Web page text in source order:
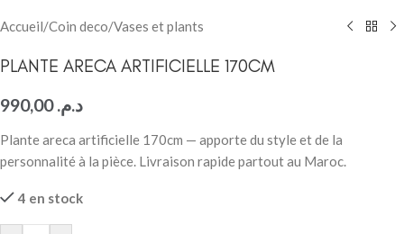
Accueil/Coin deco/Vases et plants
PLANTE ARECA ARTIFICIELLE 170CM
د.م.990,00
Plante areca artificielle 170cm — apporte du style et de la
personnalité à la pièce. Livraison rapide partout au Maroc.
4 en stock